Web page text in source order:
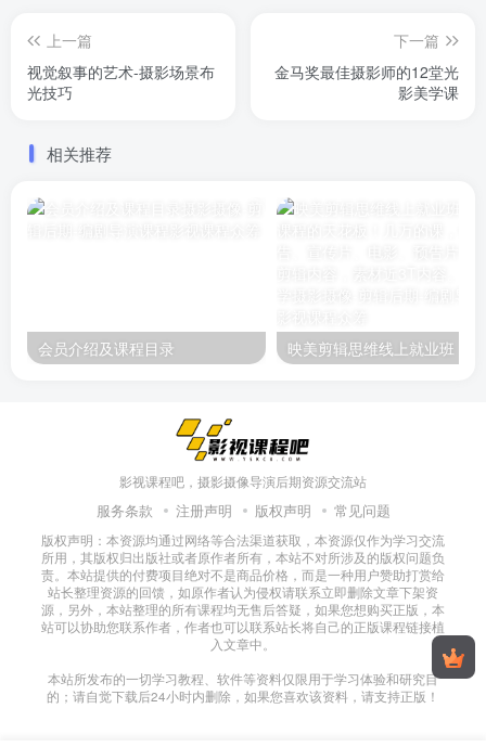
上一篇
视觉叙事的艺术-摄影场景布
光技巧
下一篇
金马奖最佳摄影师的12堂光
影美学课
相关推荐
会员介绍及课程目录
影视课程吧，摄影摄像导演后期资源交流站
服务条款 注册声明 版权声明 常见问题
版权声明：本资源均通过网络等合法渠道获取，本资源仅作为学习交流
所用，其版权归出版社或者原作者所有，本站不对所涉及的版权问题负
责。本站提供的付费项目绝对不是商品价格，而是一种用户赞助打赏给
站长整理资源的回馈，如原作者认为侵权请联系立即删除文章下架资
源，另外，本站整理的所有课程均无售后答疑，如果您想购买正版，本
站可以协助您联系作者，作者也可以联系站长将自己的正版课程链接植
入文章中。
本站所发布的一切学习教程、软件等资料仅限用于学习体验和研究目
的；请自觉下载后24小时内删除，如果您喜欢该资料，请支持正版！